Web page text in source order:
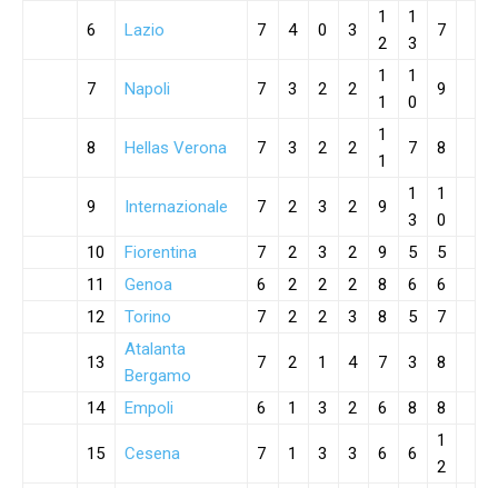
6 Lazio 7 4 0 3
1
2
1
3
7
7 Napoli 7 3 2 2
1
1
1
0
9
8 Hellas Verona 7 3 2 2
1
1
7 8
9 Internazionale 7 2 3 2 9
1
3
1
0
10
Fiorentina 7 2 3 2 9 5
5
11
Genoa 6 2 2 2 8 6
6
12
Torino 7 2 2 3 8 5 7
13
Atalanta
Bergamo
7 2 1 4 7 3 8
14 Empoli 6 1 3 2 6 8 8
15 Cesena 7 1 3 3 6 6
1
2